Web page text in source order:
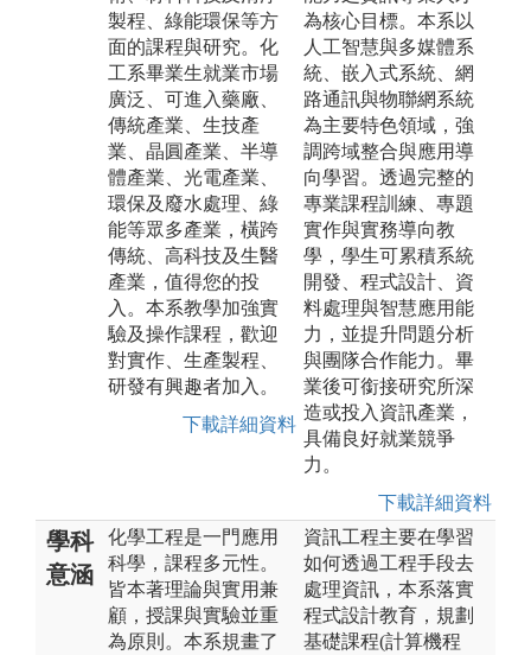
製程、綠能環保等方
面的課程與研究。化
工系畢業生就業市場
廣泛、可進入藥廠、
傳統產業、生技產
業、晶圓產業、半導
體產業、光電產業、
環保及廢水處理、綠
能等眾多產業，橫跨
傳統、高科技及生醫
產業，值得您的投
入。本系教學加強實
驗及操作課程，歡迎
對實作、生產製程、
研發有興趣者加入。
下載詳細資料
為核心目標。本系以
人工智慧與多媒體系
統、嵌入式系統、網
路通訊與物聯網系統
為主要特色領域，強
調跨域整合與應用導
向學習。透過完整的
專業課程訓練、專題
實作與實務導向教
學，學生可累積系統
開發、程式設計、資
料處理與智慧應用能
力，並提升問題分析
與團隊合作能力。畢
業後可銜接研究所深
造或投入資訊產業，
具備良好就業競爭
力。
下載詳細資料
學科
意涵
化學工程是一門應用
科學，課程多元性。
皆本著理論與實用兼
顧，授課與實驗並重
為原則。本系規畫了
資訊工程主要在學習
如何透過工程手段去
處理資訊，本系落實
程式設計教育，規劃
基礎課程(計算機程